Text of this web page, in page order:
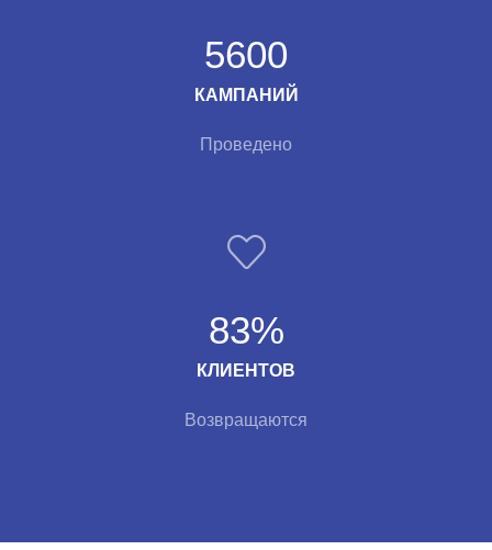
5600
КАМПАНИЙ
Проведено
83%
КЛИЕНТОВ
Возвращаются